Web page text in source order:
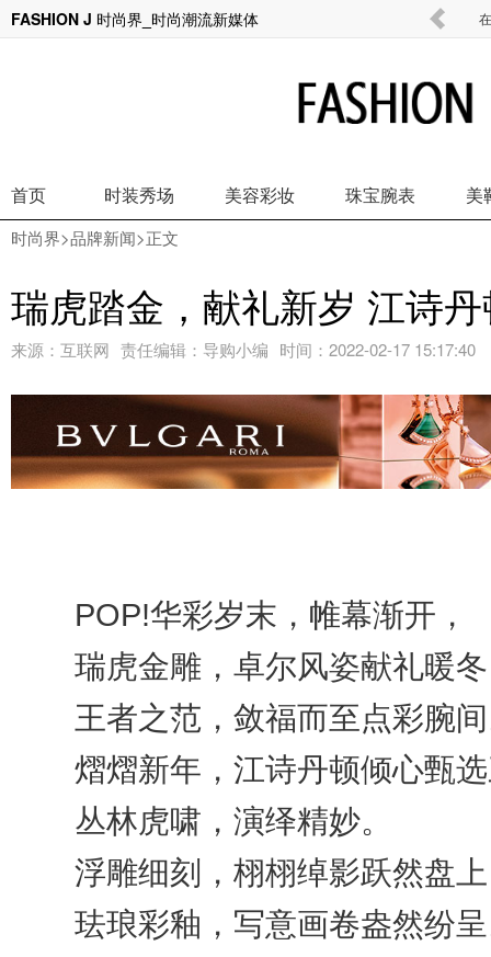
FASHION J 时尚界_时尚潮流新媒体
开片一座岛，谈判全靠聊
首页 时装秀场 美容彩妆 珠宝腕表 美
时尚界>品牌新闻>正文
瑞虎踏金，献礼新岁 江诗
来源： 互联网 责任编辑： 导购小编 时间： 2022-02-17 15:17:40
POP!华彩岁末，帷幕渐开，
瑞虎金雕，卓尔风姿献礼暖
王者之范，敛福而至点彩腕
熠熠新年，江诗丹顿倾心甄选
丛林虎啸，演绎精妙。
浮雕细刻，栩栩绰影跃然盘
珐琅彩釉，写意画卷盎然纷